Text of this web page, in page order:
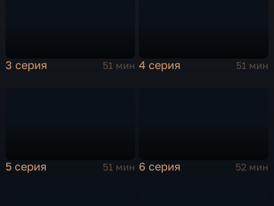
3 серия 51 мин 4 серия 51 мин
5 серия 51 мин 6 серия 52 мин